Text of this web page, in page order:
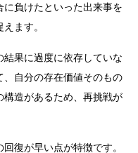
負けたといった出来事を
ます。
果に過度に依存していな
、自分の存在価値そのもの
構造があるため、再挑戦が
復が早い点が特徴です。